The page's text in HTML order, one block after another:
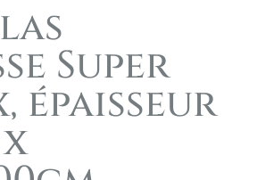
Super
épaisseur